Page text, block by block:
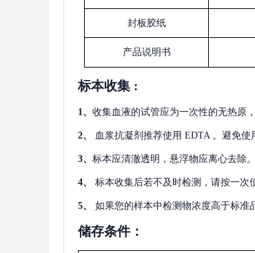
封板胶纸
产品说明书
标本收集 :
1、 收集血液的试管应为一次性的无热原
2、 血浆抗凝剂推荐使用 EDTA 。避免使
3、 标本应清澈透明，悬浮物应离心去除。
4、 标本收集后若不及时检测，请按一次
5、 如果您的样本中检测物浓度高于标准
储存条件：